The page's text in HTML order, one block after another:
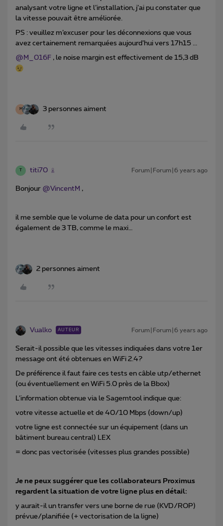
analysant votre ligne et l’installation, j’ai pu constater que
la vitesse pouvait être améliorée.
PS : veuillez m’excuser pour les déconnexions que vous
avez certainement remarquées aujourd’hui vers 17h15 ...
@M_016F , le noise margin est effectivement de 15,3 dB
M 3 personnes aiment
titi70 Forum|Forum|6 years ago
Bonjour @VincentM ,
il me semble que le volume de data pour un confort est
également de 3 TB, comme le maxi…
2 personnes aiment
Vualko AUTEUR Forum|Forum|6 years ago
Serait-il possible que les vitesses indiquées dans votre 1er
message ont été obtenues en WiFi 2.4?
De préférence il faut faire ces tests en câble utp/ethernet
(ou éventuellement en WiFi 5.0 près de la Bbox)
L’information obtenue via le Sagemtool indique que:
votre vitesse actuelle et de 40/10 Mbps (down/up)
votre ligne est connectée sur un équipement (dans un
bâtiment bureau central) LEX
= donc pas vectorisée (vitesses plus grandes possible)
Je ne peux suggérer que les collaborateurs Proximus
regardent la situation de votre ligne plus en détail:
y aurait-il un transfer vers une borne de rue (KVD/ROP)
prévue/planifiée (+ vectorisation de la ligne)